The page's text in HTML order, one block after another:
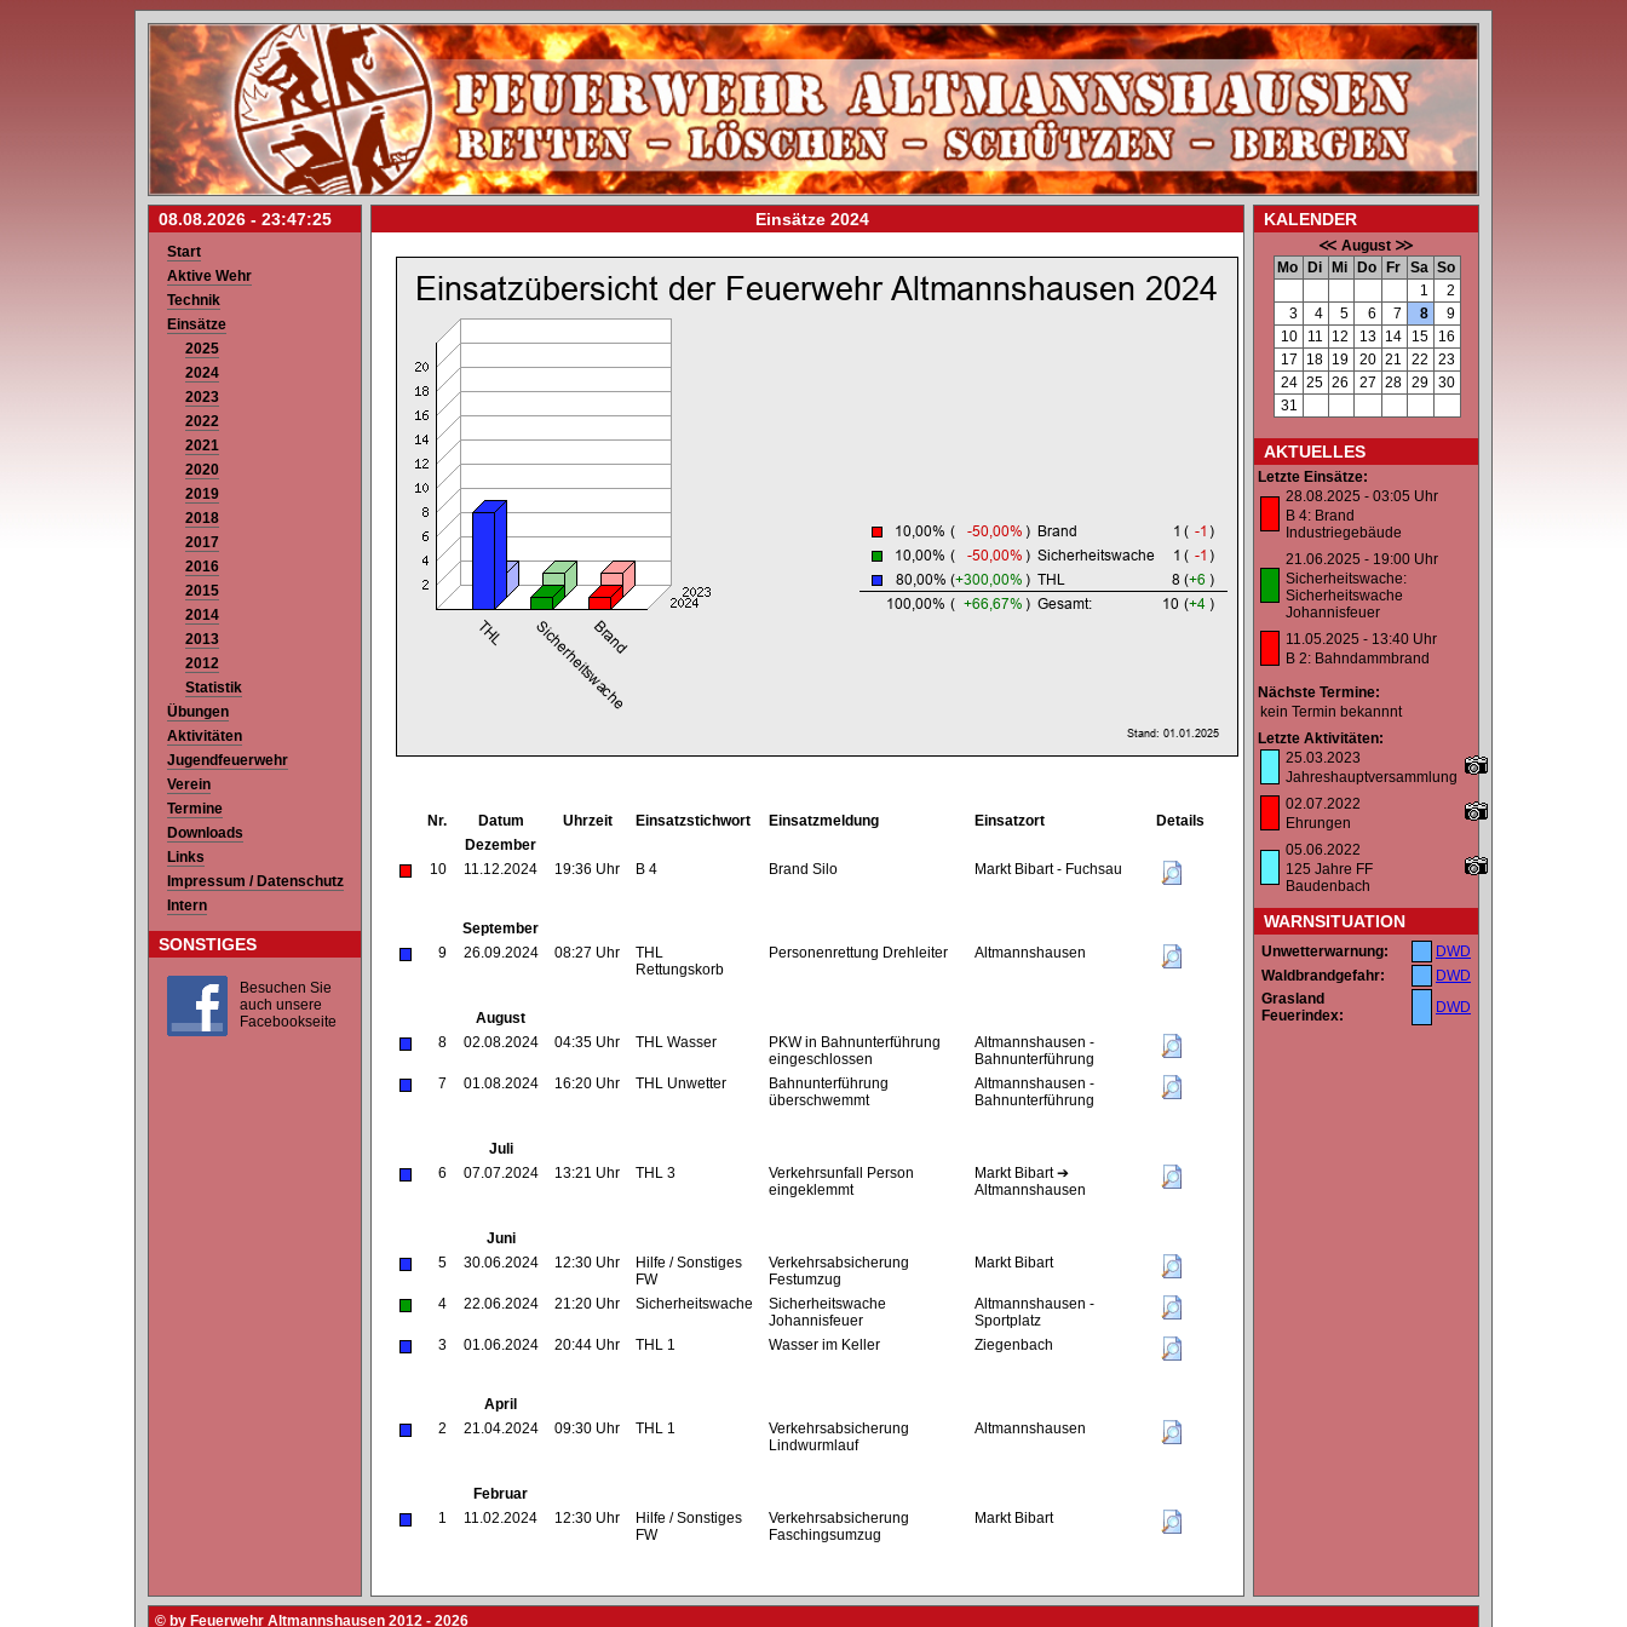
08.08.2026 - 23:47:25
Start
Aktive Wehr
Technik
Einsätze
2025
2024
2023
2022
2021
2020
2019
2018
2017
2016
2015
2014
2013
2012
Statistik
Übungen
Aktivitäten
Jugendfeuerwehr
Verein
Termine
Downloads
Links
Impressum / Datenschutz
Intern
SONSTIGES
Besuchen Sie
auch unsere
Facebookseite
Einsätze 2024
Nr. Datum Uhrzeit Einsatzstichwort Einsatzmeldung Einsatzort
Details
Dezember
10
11.12.2024 19:36 Uhr B 4 Brand Silo Markt Bibart - Fuchsau
September
9
26.09.2024 08:27 Uhr
THL
Rettungskorb
Personenrettung Drehleiter Altmannshausen
August
8
02.08.2024 04:35 Uhr THL Wasser
PKW in Bahnunterführung
eingeschlossen
Altmannshausen -
Bahnunterführung
7
01.08.2024 16:20 Uhr THL Unwetter
Bahnunterführung
überschwemmt
Altmannshausen -
Bahnunterführung
Juli
6
07.07.2024 13:21 Uhr THL 3
Verkehrsunfall Person
eingeklemmt
Markt Bibart ➔
Altmannshausen
Juni
5
30.06.2024 12:30 Uhr
Hilfe / Sonstiges
FW
Verkehrsabsicherung
Festumzug
Markt Bibart
4 22.06.2024 21:20 Uhr Sicherheitswache
Sicherheitswache
Johannisfeuer
Altmannshausen -
Sportplatz
3
01.06.2024 20:44 Uhr THL 1 Wasser im Keller Ziegenbach
April
2
21.04.2024 09:30 Uhr THL 1
Verkehrsabsicherung
Lindwurmlauf
Altmannshausen
Februar
1
11.02.2024 12:30 Uhr
Hilfe / Sonstiges
FW
Verkehrsabsicherung
Faschingsumzug
Markt Bibart
KALENDER
August
Mo
Di Mi Do Fr Sa So
1
2
3
4 5 6 7 8
9
10
11 12 13 14 15
16
17
18 19 20 21 22
23
24 25 26 27 28 29
30
31
AKTUELLES
Letzte Einsätze:
28.08.2025 - 03:05 Uhr
B 4: Brand
Industriegebäude
21.06.2025 - 19:00 Uhr
Sicherheitswache:
Sicherheitswache
Johannisfeuer
11.05.2025 - 13:40 Uhr
B 2: Bahndammbrand
Nächste Termine:
kein Termin bekannnt
Letzte Aktivitäten:
25.03.2023
Jahreshauptversammlung
02.07.2022
Ehrungen
05.06.2022
125 Jahre FF
Baudenbach
WARNSITUATION
Unwetterwarnung:
DWD
Waldbrandgefahr:
DWD
Grasland
Feuerindex:
DWD
© by Feuerwehr Altmannshausen 2012 - 2026